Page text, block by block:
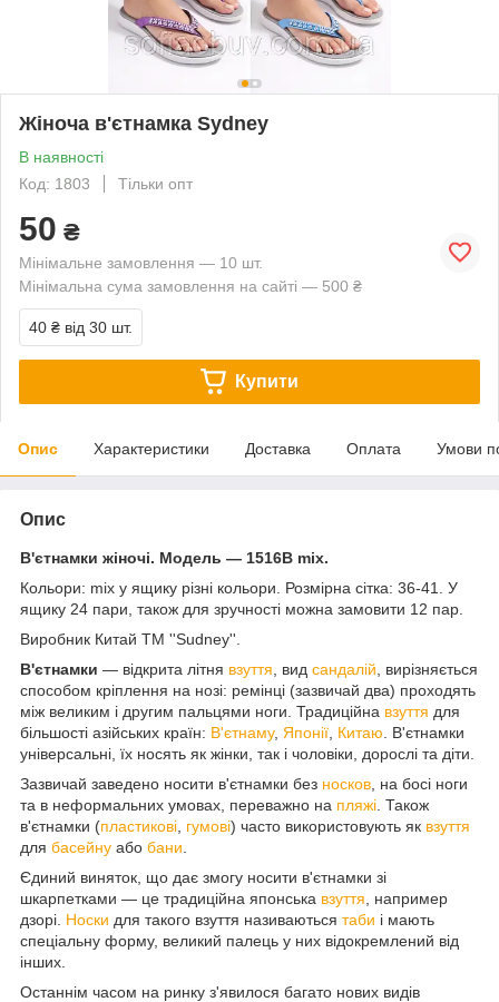
Жіноча в'єтнамка Sydney
В наявності
Код: 1803
Тільки опт
50 ₴
Мінімальне замовлення — 10 шт.
Мінімальна сума замовлення на сайті — 500 ₴
40 ₴ від 30 шт.
Купити
Опис Характеристики Доставка Оплата Умови
Опис
В'єтнамки жіночі. Модель — 1516B mix.
Кольори: mix у ящику різні кольори. Розмірна сітка: 36-41. У
ящику 24 пари, також для зручності можна замовити 12 пар.
Виробник Китай ТМ ''Sudney''.
В'єтнамки — відкрита літня взуття , вид сандалій , вирізняється
способом кріплення на нозі: ремінці (зазвичай два) проходять
між великим і другим пальцями ноги. Традиційна взуття для
більшості азійських країн: В'єтнаму, Японії Китаю . В'єтнамки
універсальні, їх носять як жінки, так і чоловіки, дорослі та діти.
Зазвичай заведено носити в'єтнамки без носков , на босі ноги
та в неформальних умовах, переважно на пляжі . Також
в'єтнамки (пластикові гумові) часто використовують як взуття
для басейну або бани
Єдиний виняток, що дає змогу носити в'єтнамки зі
шкарпетками — це традиційна японська взуття , например
дзорі. Носки для такого взуття називаються таби і мають
спеціальну форму, великий палець у них відокремлений від
інших.
Останнім часом на ринку з'явилося багато нових видів